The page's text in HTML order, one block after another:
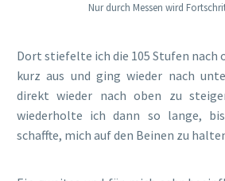
Nur durch Messen wird
Dort stiefelte ich die 105 Stufen nach
kurz aus und ging wieder nach
direkt wieder nach oben zu
wiederholte ich dann so lange,
schaffte, mich auf den Beinen zu